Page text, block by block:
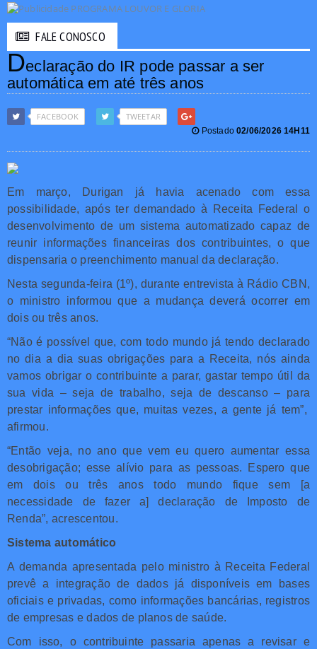
FALE CONOSCO
Declaração do IR pode passar a ser
automática em até três anos
FACEBOOK TWEETAR
Postado02/06/2026 14H11
Em março, Durigan já havia acenado com essa
possibilidade, após ter demandado à Receita Federal o
desenvolvimento de um sistema automatizado capaz de
reunir informações financeiras dos contribuintes, o que
dispensaria o preenchimento manual da declaração.
Nesta segunda-feira (1º), durante entrevista à Rádio CBN,
o ministro informou que a mudança deverá ocorrer em
dois ou três anos.
“Não é possível que, com todo mundo já tendo declarado
no dia a dia suas obrigações para a Receita, nós ainda
vamos obrigar o contribuinte a parar, gastar tempo útil da
sua vida – seja de trabalho, seja de descanso – para
prestar informações que, muitas vezes, a gente já tem”,
afirmou.
“Então veja, no ano que vem eu quero aumentar essa
desobrigação; esse alívio para as pessoas. Espero que
em dois ou três anos todo mundo fique sem [a
necessidade de fazer a] declaração de Imposto de
Renda”, acrescentou.
Sistema automático
A demanda apresentada pelo ministro à Receita Federal
prevê a integração de dados já disponíveis em bases
oficiais e privadas, como informações bancárias, registros
de empresas e dados de planos de saúde.
Com isso, o contribuinte passaria apenas a revisar e